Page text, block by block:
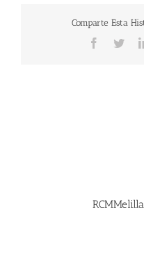
Comparte Esta
Facebook
RCMMelilla